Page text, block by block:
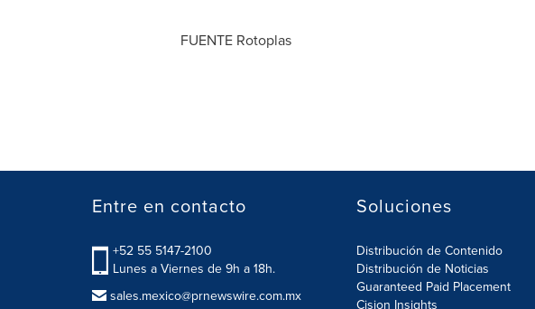
FUENTERotoplas
Entre en contacto
+52 55 5147-2100
Lunes a Viernes de 9h a 18h.
sales.mexico@prnewswire.com.mx
Soluciones
Distribución de Contenido
Distribución de Noticias
Guaranteed Paid Placement
Cision Insights